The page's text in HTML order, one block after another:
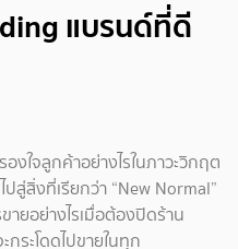
แบรนด์ที่ดี
องใจลูกค้าอย่างไรในภาวะวิกฤต
สู่สิ่งที่เรียกว่า “New Normal”
ายอย่างไรเมื่อต้องปิดร้าน
กระโดดไปขายในทุก